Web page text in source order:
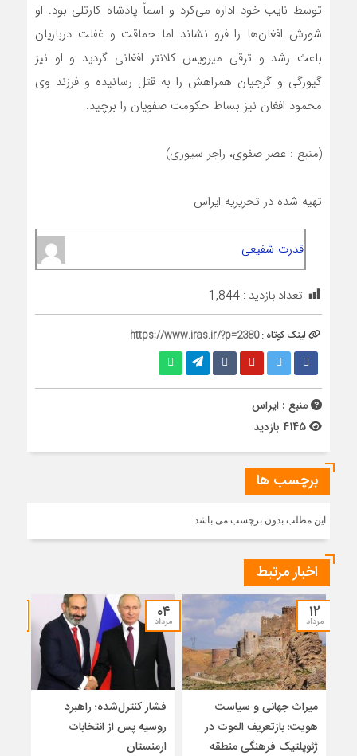
توسط نایب خود اداره می‌کرد و اسماً پادشاه کارتلی بود. او
شورش افغان‌ها را فرو نشاند اما حماقت و غفلت درباریان
باعث رشد و ترقی میرویس کلانتر افغانی گردید و او نیز
گیورگی و گرجیان همراهش را به قتل رسانیده و فرزند وی
محمود افغان نیز بساط حکومت صفویان را برچید.
(منبع : عصر صفوی، راجر سیوری)
تهیه شده در تحریریه ایراس
قدرت شفیعی
تعداد بازدید : 1,844
لینک کوتاه :https://www.iras.ir/?p=2380
منبع : ایراس
برچسب ها
این مطلب بدون برچسب می باشد.
اخبار مرتبط
۱۲
مرداد
میراث جهانی و سیاست
هویت؛ بازتعریف الموت در
ژئوپلتیک فرهنگی منطقه
۰۴
مرداد
فشار کنترل‌شده؛ راهبرد
روسیه پس از انتخابات
ارمنستان